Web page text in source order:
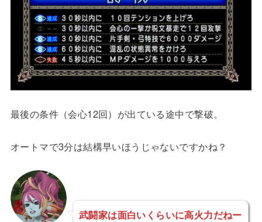
最後の条件（会心12回）が出ている途中で撃破。
オートマで3分は結構早いほうじゃないですかね？
武闘家は面白いくらいに高火力だねー